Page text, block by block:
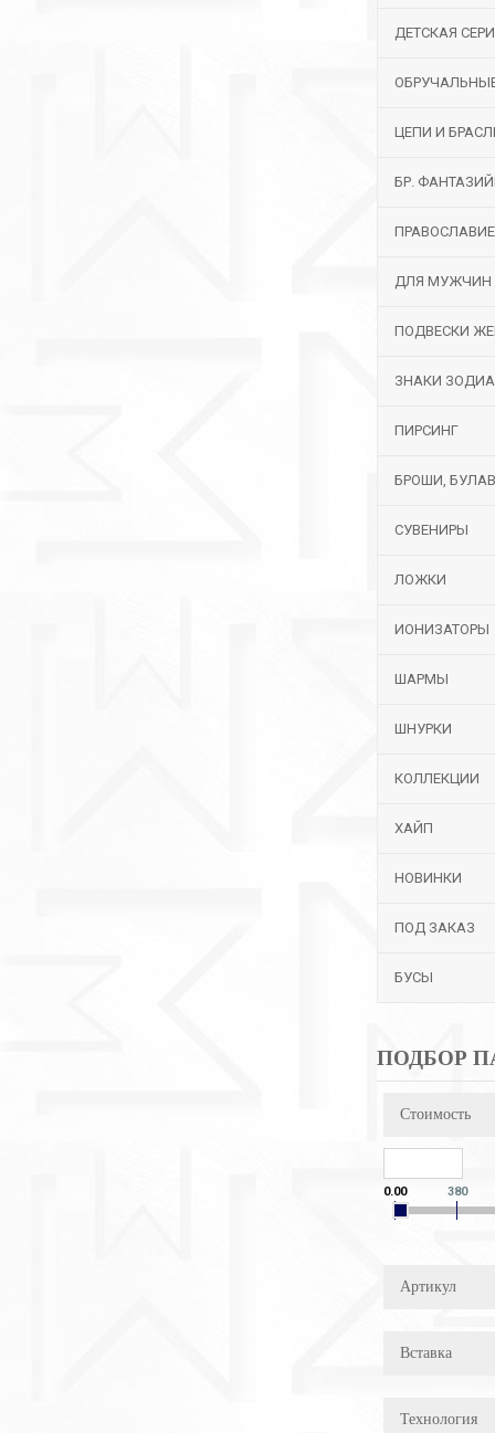
ДЕТСКАЯ
ЦЕПИ И
БР.
ПРАВОСЛАВИЕ
ДЛЯ МУЖЧИН
ПОДВЕСКИ
ЗНАКИ
ПИРСИНГ
БРОШИ,
СУВЕНИРЫ
ЛОЖКИ
ИОНИЗАТОРЫ
ШАРМЫ
ШНУРКИ
КОЛЛЕКЦИИ
ХАЙП
НОВИНКИ
ПОД ЗАКАЗ
БУСЫ
ПОДБОР
Стоимость
0.00 380
Артикул
Вставка
Технология